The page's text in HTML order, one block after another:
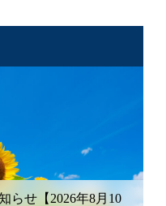
らせ【2026年8月10